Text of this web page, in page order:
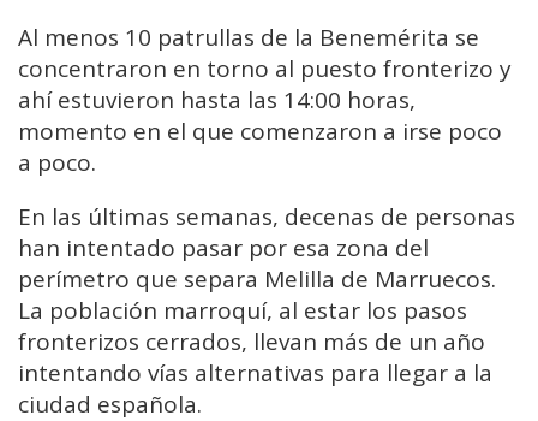
Al menos 10 patrullas de la Benemérita se
concentraron en torno al puesto fronterizo y
ahí estuvieron hasta las 14:00 horas,
momento en el que comenzaron a irse poco
a poco.
En las últimas semanas, decenas de personas
han intentado pasar por esa zona del
perímetro que separa Melilla de Marruecos.
La población marroquí, al estar los pasos
fronterizos cerrados, llevan más de un año
intentando vías alternativas para llegar a la
ciudad española.